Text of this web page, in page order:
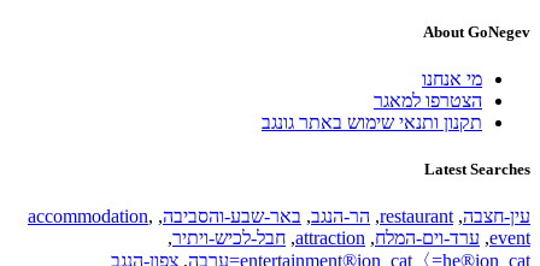
About GoNegev
מי אנחנו
הצטרפו למאגר
תקנון ותנאי שימוש באתר גונגב
Latest Searches
עין-חצבה,
restaurant
, הר-הנגב, באר-שבע-והסביבה,
accommodation,
event
, ערד-וים-המלח,
attraction
, חבל-לכיש-ויתיר,
entertainment®ion_cat〈=he®ion_cat=ערבה
, צפון-הנגב